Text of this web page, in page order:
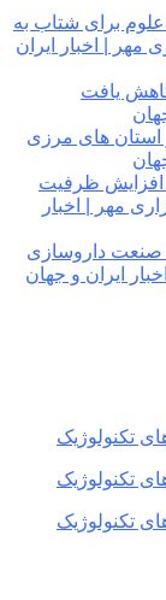
برای شتاب به
&#۸۲۱۱; خبرگزاری مهر | اخبار ایران
دارویی به ۴۳ قلم کاهش یافت
استان های مرزی
افزایش ظرفیت
&#۸۲۱۱; خبرگزاری مهر | اخبار
صنعت داروسازی
تکنولوژیک
تکنولوژیک
تکنولوژیک